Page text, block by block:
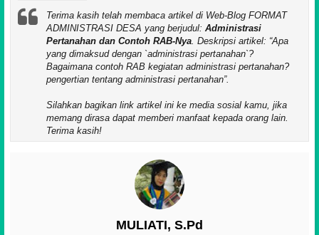
Terima kasih telah membaca artikel di Web-Blog FORMAT
ADMINISTRASI DESA yang berjudul: Administrasi
Pertanahan dan Contoh RAB-Nya. Deskripsi artikel: Apa
yang dimaksud dengan `administrasi pertanahan`?
Bagaimana contoh RAB kegiatan administrasi pertanahan?
pengertian tentang administrasi pertanahan .
Silahkan bagikan link artikel ini ke media sosial kamu, jika
memang dirasa dapat memberi manfaat kepada orang lain.
Terima kasih!
MULIATI, S.Pd